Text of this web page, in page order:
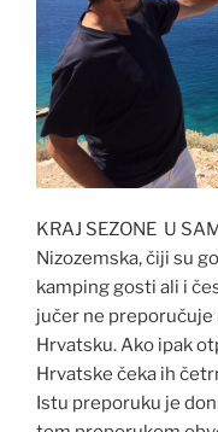
KRAJ SEZONE U
Nizozemska, čiji su
kamping gosti ali i
jučer ne
Hrvatsku. Ako ipak
Hrvatske čeka ih
Istu preporuku je